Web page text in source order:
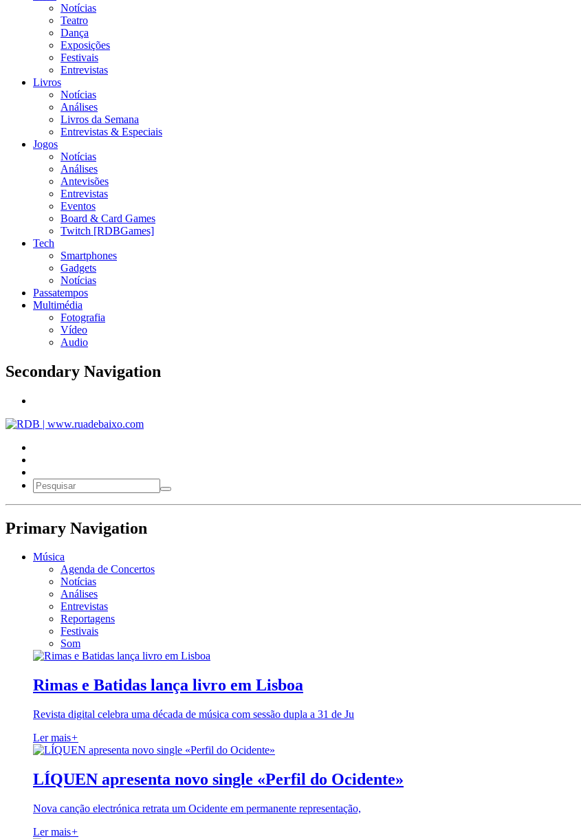
Notícias
Teatro
Dança
Exposições
Festivais
Entrevistas
Livros
Notícias
Análises
Livros da Semana
Entrevistas & Especiais
Jogos
Notícias
Análises
Antevisões
Entrevistas
Eventos
Board & Card Games
Twitch [RDBGames]
Tech
Smartphones
Gadgets
Notícias
Passatempos
Multimédia
Fotografia
Vídeo
Audio
Secondary Navigation
Primary Navigation
Música
Agenda de Concertos
Notícias
Análises
Entrevistas
Reportagens
Festivais
Som
Rimas e Batidas lança livro em Lisboa
Revista digital celebra uma década de música com sessão dupla a 31 de Ju
Ler mais+
LÍQUEN apresenta novo single «Perfil do Ocidente»
Nova canção electrónica retrata um Ocidente em permanente representação,
Ler mais+